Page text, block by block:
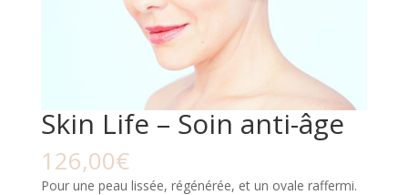
Skin Life – Soin anti-âge
126,00€
Pour une peau lissée, régénérée, et un ovale raffermi.